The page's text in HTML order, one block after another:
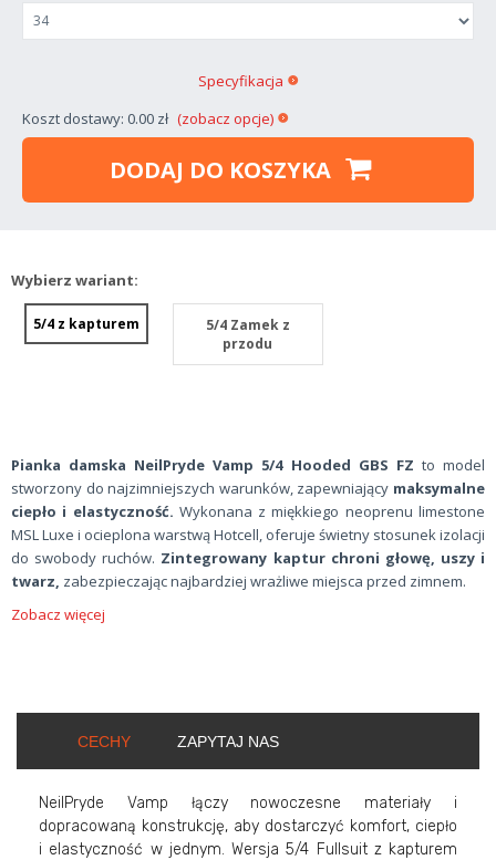
Koszt dostawy: 0.00 zł (zobacz opcje)
Specyfikacja
DODAJ DO KOSZYKA
Wybierz wariant:
5/4 z kapturem
5/4 Zamek z
przodu
Pianka damska NeilPryde Vamp 5/4 Hooded GBS FZ to model
stworzony do najzimniejszych warunków, zapewniający maksymalne
ciepło i elastyczność. Wykonana z miękkiego neoprenu limestone
MSL Luxe i ocieplona warstwą Hotcell, oferuje świetny stosunek izolacji
do swobody ruchów. Zintegrowany kaptur chroni głowę, uszy i
twarz, zabezpieczając najbardziej wrażliwe miejsca przed zimnem.
Zobacz więcej
CECHY ZAPYTAJ NAS
NeilPryde Vamp łączy nowoczesne materiały i
dopracowaną konstrukcję, aby dostarczyć komfort, ciepło
i elastyczność w jednym. Wersja 5/4 Fullsuit z kapturem